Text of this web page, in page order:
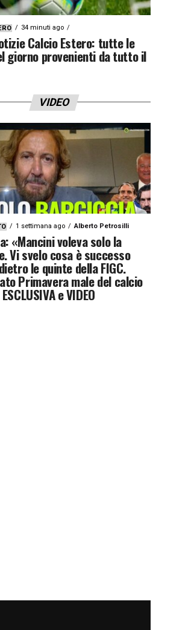
34 minuti ago
Calcio Estero: tutte le
giorno provenienti da tutto il
VIDEO
1 settimana ago Alberto Petrosilli
«Mancini voleva solo la
Vi svelo cosa è successo
le quinte della FIGC.
Primavera male del calcio
e VIDEO